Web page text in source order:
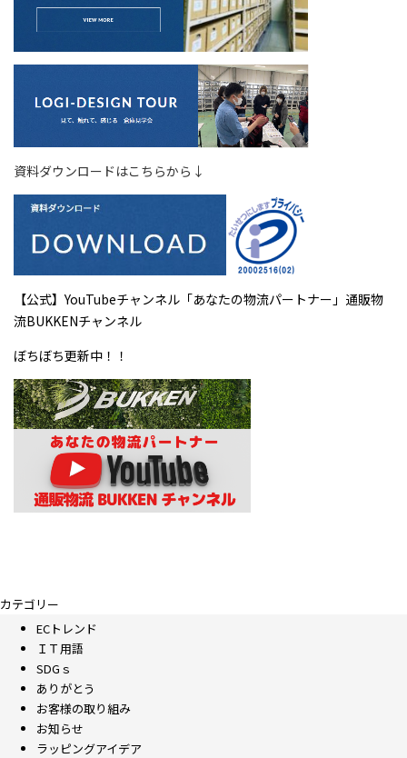
資料ダウンロードはこちらから↓
【公式】YouTubeチャンネル「あなたの物流パートナー」通販物
流BUKKENチャンネル
ぼちぼち更新中！！
カテゴリー
ECトレンド
ＩＴ用語
SDGｓ
ありがとう
お客様の取り組み
お知らせ
ラッピングアイデア